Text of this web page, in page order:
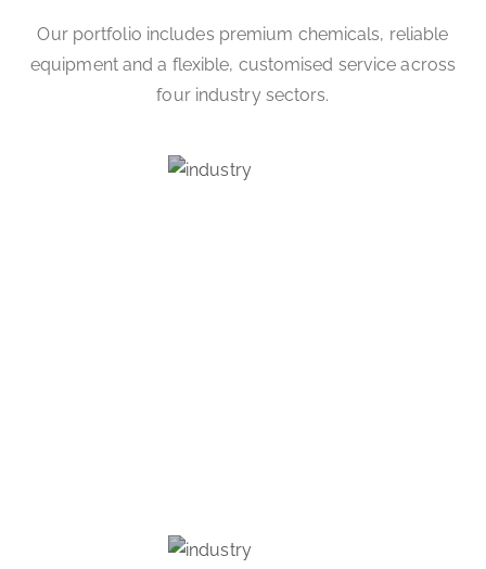
Our portfolio includes premium chemicals, reliable
equipment and a flexible, customised service across
four industry sectors.